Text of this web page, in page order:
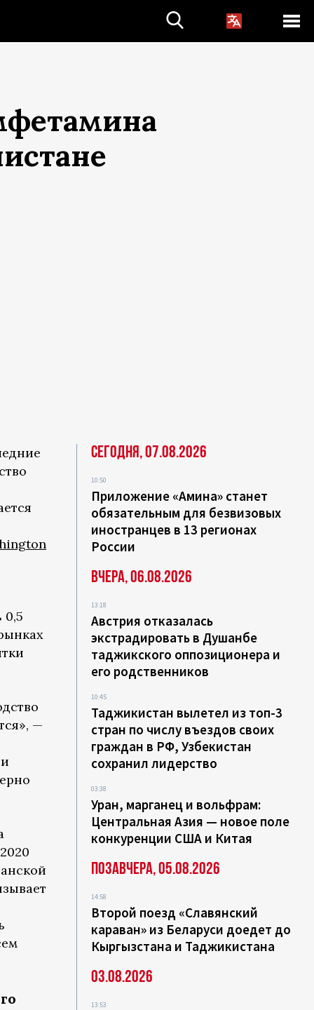
0,5
—
Сегодня, 07.08.2026
10:50
Приложение «Амина» станет
обязательным для безвизовых
иностранцев в 13 регионах
России
Вчера, 06.08.2026
13:18
Австрия отказалась
экстрадировать в Душанбе
таджикского оппозиционера и
его родственников
10:45
Таджикистан вылетел из топ-3
стран по числу въездов своих
граждан в РФ, Узбекистан
сохранил лидерство
03:38
Уран, марганец и вольфрам:
Центральная Азия — новое поле
конкуренции США и Китая
Позавчера, 05.08.2026
14:58
Второй поезд «Славянский
караван» из Беларуси доедет до
Кыргызстана и Таджикистана
03.08.2026
13:53